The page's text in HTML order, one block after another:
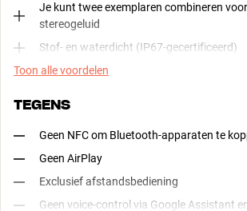
Je kunt twee exemplaren combineren
stereogeluid
Stof- en waterdicht (IP67-gecertificeerd)
Toon alle voordelen
TEGENS
Geen NFC om Bluetooth-apparaten te
Geen AirPlay
Exclusief afstandsbediening
Geen voice-control via Google Assistant